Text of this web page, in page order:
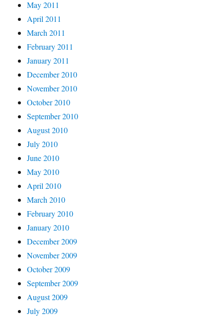
May 2011
April 2011
March 2011
February 2011
January 2011
December 2010
November 2010
October 2010
September 2010
August 2010
July 2010
June 2010
May 2010
April 2010
March 2010
February 2010
January 2010
December 2009
November 2009
October 2009
September 2009
August 2009
July 2009